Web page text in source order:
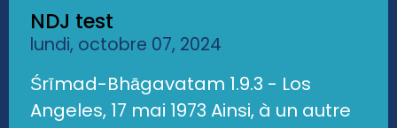
NDJ test
lundi, octobre 07, 2024
Śrīmad-Bhāgavatam 1.9.3 - Los
Angeles, 17 mai 1973 Ainsi, à un autre